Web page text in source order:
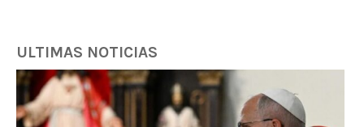
ULTIMAS NOTICIAS